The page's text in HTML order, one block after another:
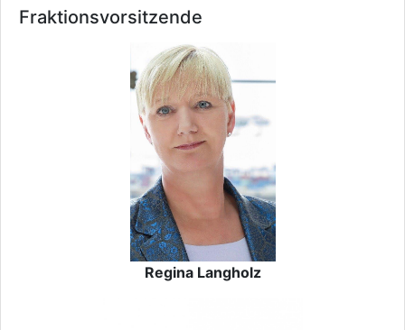
Fraktionsvorsitzende
Regina Langholz